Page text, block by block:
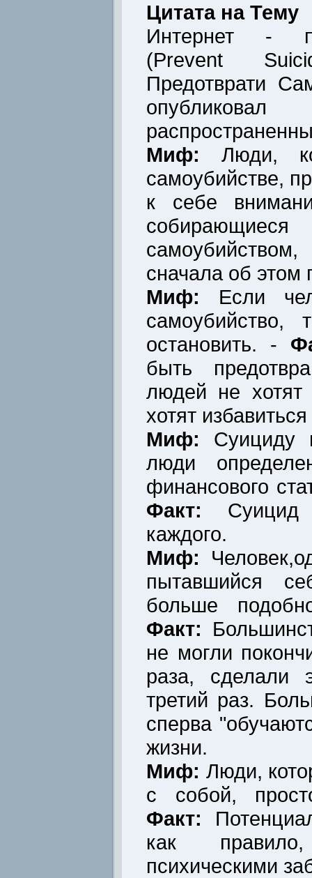
Цитата на Тему
Интернет -
(Prevent
Предотврати
Миф: Люди,
самоубийстве,
к себе
сначала об этом
Миф: Если
самоубийство,
остановить. -
быть
людей не
хотят
Миф: Суициду
люди
финансового
Факт:
каждого.
Миф:
пытавшийся
больше
Факт:
не могли
раза, сделали
третий раз.
сперва
жизни.
Миф: Люди,
с собой,
Факт:
как
психическими